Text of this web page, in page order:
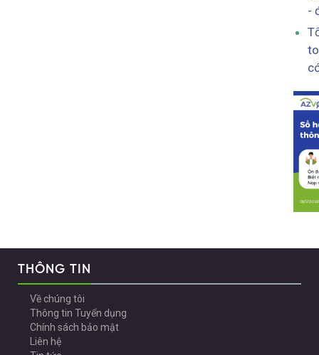
-
THÔNG TIN
Về chúng tôi
Thông tin Tuyển dụng
Chính sách bảo mật
Liên hệ